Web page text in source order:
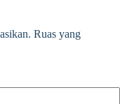
Ruas yang